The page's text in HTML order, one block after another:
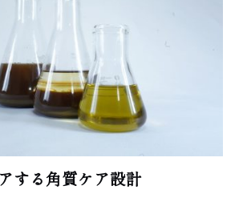
する角質ケア設計